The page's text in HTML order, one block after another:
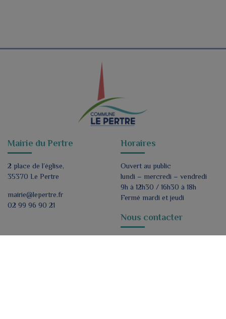
Mairie du Pertre
2 place de l’église,
35370 Le Pertre
mairie@lepertre.fr
02 99 96 90 21
Horaires
Ouvert au public
lundi – mercredi – vendredi
9h à 12h30 / 16h30 à 18h
Fermé mardi et jeudi
Nous contacter